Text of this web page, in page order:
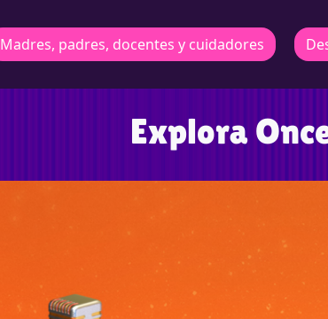
Madres, padres, docentes y cuidadores
Explora